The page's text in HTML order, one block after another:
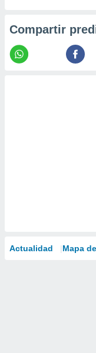
Compartir
Actualidad Mapa